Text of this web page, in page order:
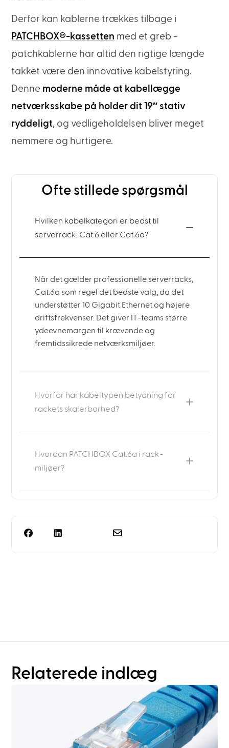
Derfor kan kablerne trækkes tilbage i
PATCHBOX®-kassetten med et greb -
patchkablerne har altid den rigtige længde
takket være den innovative kabelstyring.
Denne moderne måde at kabellægge
netværksskabe på holder dit 19″ stativ
ryddeligt, og vedligeholdelsen bliver meget
nemmere og hurtigere.
Ofte stillede spørgsmål
Hvilken kabelkategori er bedst til
serverrack: Cat.6 eller Cat.6a?
Når det gælder professionelle serverracks,
Cat.6a som regel det bedste valg, da det
understøtter 10 Gigabit Ethernet og højere
driftsfrekvenser. Det giver IT-teams større
ydeevnemargen til krævende og
fremtidssikrede netværksmiljøer.
Hvorfor har kabeltypen betydning for
rackets skalerbarhed?
Hvordan PATCHBOX Cat.6a i rack-
miljøer?
Relaterede indlæg